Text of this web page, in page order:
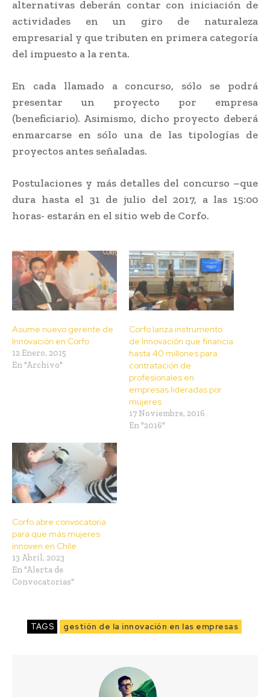
alternativas deberán contar con iniciación de
actividades en un giro de naturaleza
empresarial y que tributen en primera categoría
del impuesto a la renta.
En cada llamado a concurso, sólo se podrá
presentar un proyecto por empresa
(beneficiario). Asimismo, dicho proyecto deberá
enmarcarse en sólo una de las tipologías de
proyectos antes señaladas.
Postulaciones y más detalles del concurso –que
dura hasta el 31 de julio del 2017, a las 15:00
horas- estarán en el sitio web de Corfo.
Asume nuevo gerente de
Innovación en Corfo
12 Enero, 2015
En "Archivo"
Corfo lanza instrumento
de Innovación que financia
hasta 40 millones para
contratación de
profesionales en
empresas lideradas por
mujeres
17 Noviembre, 2016
En "2016"
Corfo abre convocatoria
para que más mujeres
innoven en Chile
13 Abril, 2023
En "Alerta de
Convocatorias"
TAGS gestión de la innovación en las empresas